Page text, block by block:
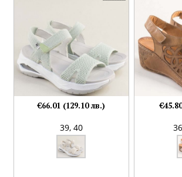
39, 40
€66.01 (129.10 лв.)